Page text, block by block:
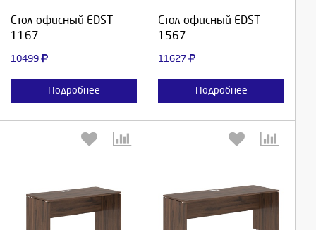
Стол офисный EDST
1167
10499
Подробнее
Стол офисный EDST
1567
11627
Подробнее
Выберите количество: